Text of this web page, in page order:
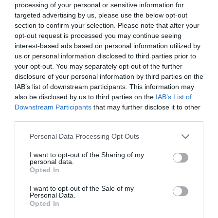
processing of your personal or sensitive information for
targeted advertising by us, please use the below opt-out
section to confirm your selection. Please note that after your
opt-out request is processed you may continue seeing
interest-based ads based on personal information utilized by
us or personal information disclosed to third parties prior to
your opt-out. You may separately opt-out of the further
disclosure of your personal information by third parties on the
IAB’s list of downstream participants. This information may
also be disclosed by us to third parties on the IAB’s List of
Downstream Participants that may further disclose it to other
Personal Data Processing Opt Outs
I want to opt-out of the Sharing of my
personal data.
Opted In
I want to opt-out of the Sale of my
Personal Data.
Opted In
Η αναγέννηση της καριέρας της Anderson ήρθε
μετά την πιο δύσκολη περίοδο της ζωής της, που
δραματοποιήθηκε στη σειράPam & Tommy , η
σύζυγό της, τον ντράμερ των Motley Crue,
Tommy Lee, από τον οποίο χώρισε το 1998 όταν
εκείνος καταδικάστηκε σε έξι μήνες φυλακή για
επίθεση εναντίον της.
Η Anderson αναφέρθηκε τον Ιανουάριο πώς